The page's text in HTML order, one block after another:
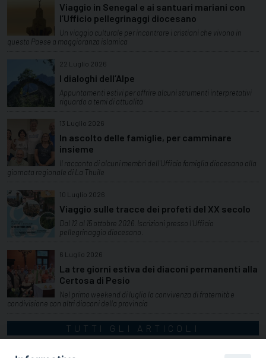
Viaggio in Senegal e ai santuari mariani con
l’Ufficio pellegrinaggi diocesano
Un viaggio culturale per incontrare i cristiani che vivono in
questo Paese a maggioranza islamica
22 Luglio 2026
I dialoghi dell’Alpe
Appuntamenti estivi per offrire alcuni strumenti interpretativi
riguardo a temi di attualità
13 Luglio 2026
In ascolto delle famiglie, per camminare
insieme
Il racconto di alcuni membri dell'Ufficio famiglia diocesano alla
giornata regionale di La Thuile
10 Luglio 2026
Viaggio sulle tracce dei profeti del XX secolo
Dal 12 al 15 ottobre 2026. Iscrizioni presso l'Ufficio
pellegrinaggio diocesano.
6 Luglio 2026
La tre giorni estiva dei diaconi permanenti alla
Certosa di Pesio
Nel primo weekend di luglio la convivenza di fraternità e
condivisione con altri diaconi della provincia
TUTTI GLI ARTICOLI